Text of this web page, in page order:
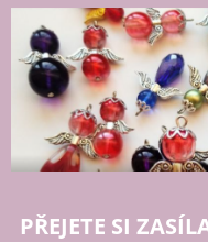
PŘEJETE SI